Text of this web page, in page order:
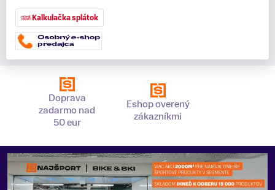
Kalkulačka splátok
Doprava
zadarmo nad
50 eur
Eshop overený
zákazníkmi